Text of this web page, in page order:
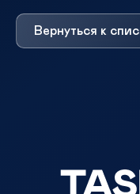
Вернуться к